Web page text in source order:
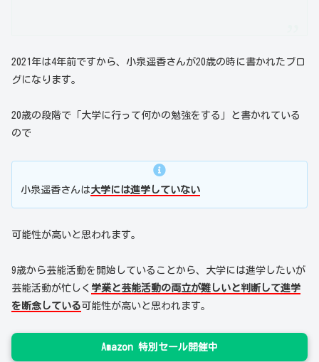
2021年は4年前ですから、小泉遥香さんが20歳の時に書かれたブロ
グになります。
20歳の段階で「大学に行って何かの勉強をする」と書かれている
ので
小泉遥香さんは大学には進学していない
可能性が高いと思われます。
9歳から芸能活動を開始していることから、大学には進学したいが
芸能活動が忙しく 学業と芸能活動の両立が難しいと判断して進学
を断念している 可能性が高いと思われます。
Amazon 特別セール開催中